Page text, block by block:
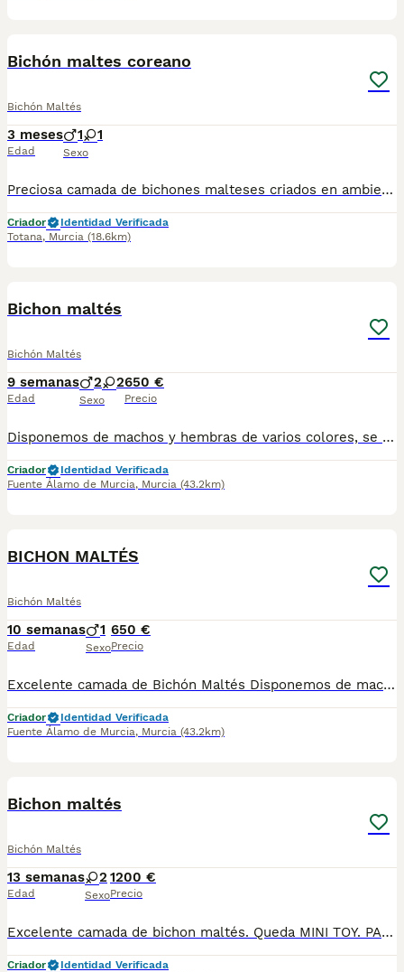
Bichón maltes coreano
Bichón Maltés
3 meses
Edad
1 1
Sexo
Preciosa camada de bichones malteses criados en ambiente familiar con todas las vacunas y desparasitaciones al día. Se entrega con cartilla veterinaria y revisión veterinaria. Más info 722440707
Criador
Identidad Verificada
Totana, Murcia (18.6km)
Bichon maltés
Bichón Maltés
9 semanas
Edad
2 2
Sexo
650 €
Precio
Disponemos de machos y hembras de varios colores, se entregan vacunados, desparasitados y con su cartilla sanitaria.
Criador
Identidad Verificada
Fuente Álamo de Murcia, Murcia (43.2km)
BICHON MALTÉS
Bichón Maltés
10 semanas
Edad
1
Sexo
650 €
Precio
Excelente camada de Bichón Maltés Disponemos de machos y hembras. Se entregan vacunados desparasitados y con su cartilla sanitaria.
Criador
Identidad Verificada
Fuente Álamo de Murcia, Murcia (43.2km)
Bichon maltés
Bichón Maltés
13 semanas
Edad
2
Sexo
1200 €
Precio
Excelente camada de bichon maltés. Queda MINI TOY. PARA RECOGER Hembra disponible Somos Criadores 613 633 421 Torresmurcia.com
Criador
Identidad Verificada